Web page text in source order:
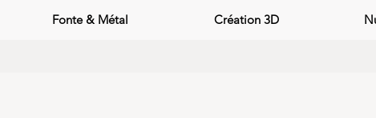
Fonte & Métal Création 3D